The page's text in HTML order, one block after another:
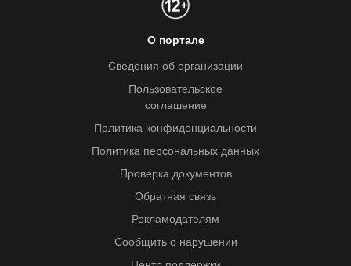
О портале
Сведения об организации
Пользовательское
соглашение
Политика конфиденциальности
Политика персональных данных
Проверка документов
Обратная связь
Рекламодателям
Сообщить о нарушении